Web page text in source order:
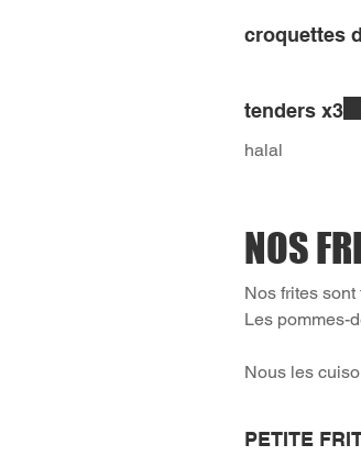
croquettes
tenders x3
halal
NOS
Nos frites
Les pommes-
Nous les
PETITE